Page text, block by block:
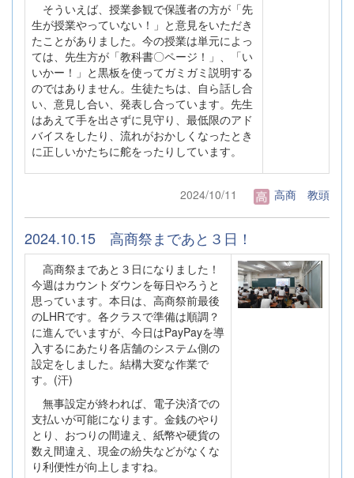
そういえば、授業参観で保護者の方が「先
生が授業やっていない！」と意見をいただき
たことがありました。今の授業は単元によっ
ては、先生方が「教科書〇ページ！」、「い
いかー！」と黒板を使ってガミガミ説明する
のではありません。生徒たちは、自ら話し合
い、意見し合い、発表し合っています。先生
はあえて手を出さずに見守り、最低限のアド
バイスをしたり、流れがおかしくなったとき
に正しいかたちに舵をったりしています。
2024/10/11 高商 教頭
2024.10.15 高商祭まであと３日！
高商祭まであと３日になりました！
今週はカウントダウンを毎日やろうと
思っています。本日は、高商祭前最後
のLHRです。各クラスで準備は順調？
に進んでいますが、今日はPayPayを導
入するにあたり各店舗のシステム側の
設定をしました。結構大変な作業で
す。(汗)
無事設定が終われば、電子決済での
支払いが可能になります。金銭のやり
とり、おつりの間違え、紙幣や硬貨の
数え間違え、現金の紛失などがなくな
り利便性が向上しますね。